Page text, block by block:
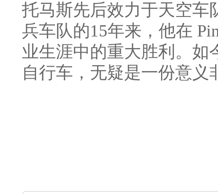
托马斯先后效力于天空车
兵车队的15年来，他在
业生涯中的重大胜利。如
自行车，无疑是一份意义